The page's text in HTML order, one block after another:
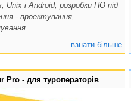
Unix і Android, розробки ПО під
- проектування,
взнати більше
Pro - для туроператорів